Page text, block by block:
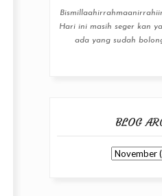
Hari ini masih seger kan
ada yang sudah
BLOG